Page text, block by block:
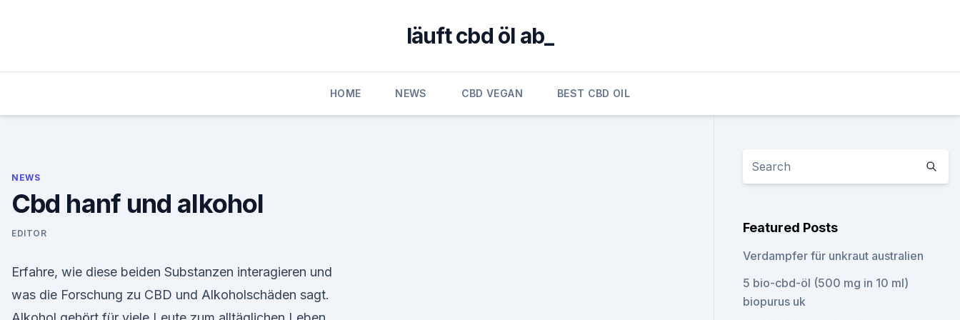
läuft cbd öl ab_
HOME NEWS CBD VEGAN BEST CBD OIL
NEWS
Cbd hanf und alkohol
EDITOR
Erfahre, wie diese beiden Substanzen interagieren und
was die Forschung zu CBD und Alkoholschäden sagt.
Featured Posts
Verdampfer für unkraut australien
5 bio-cbd-öl (500 mg in 10 ml)
biopurus uk